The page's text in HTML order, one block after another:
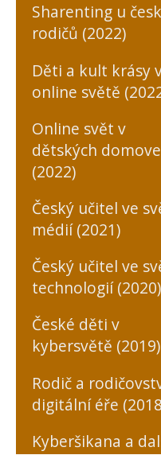
Sharenting u
rodičů (2022)
Děti a kult krásy
online světě
Online svět v
dětských
(2022)
Český učitel ve
médií (2021)
Český učitel ve
technologií (2020)
České děti v
kybersvětě (2019)
Rodič a
digitální éře
Kyberšikana a